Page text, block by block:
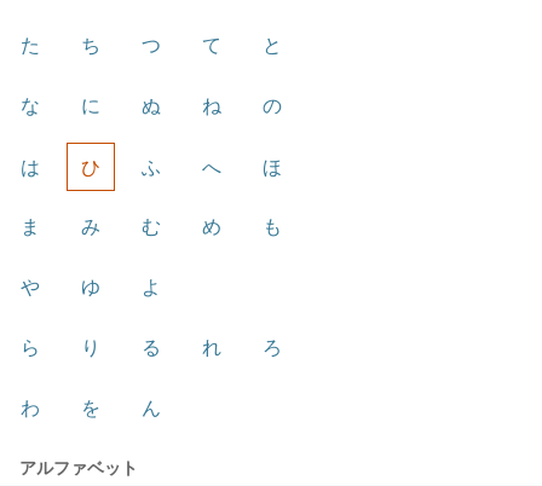
た ち つ て と
な に ぬ ね の
は ひ ふ へ ほ
ま み む め も
や ゆ よ
ら り る れ ろ
わ を ん
アルファベット